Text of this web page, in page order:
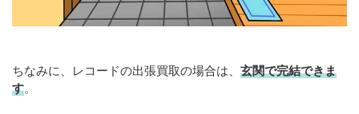
ちなみに、レコードの出張買取の場合は、 玄関で完結できま
す。